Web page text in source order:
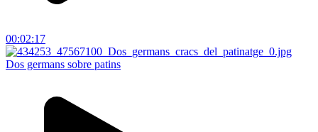
00:02:17
Dos germans sobre patins